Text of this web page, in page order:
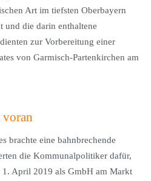
Art im tiefsten Oberbayern
und die darin enthaltene
zur Vorbereitung einer
von Garmisch-Partenkirchen am
brachte eine bahnbrechende
die Kommunalpolitiker dafür,
1. April 2019 als GmbH am Markt